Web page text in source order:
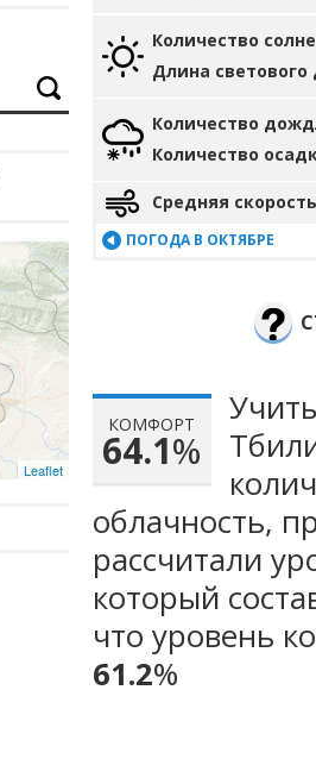
Leaflet
Количество
Длина светового
Количество
Количество
Средняя
ПОГОДА В ОКТЯБРЕ
КОМФОРТ
64.1%
облачность,
рассчитали
который
что уровень
61.2%